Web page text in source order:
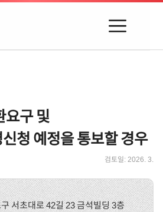
요구 및
청 예정을 통보할 경우
검토일:2026. 3.
서초대로 42길 23 금석빌딩 3층